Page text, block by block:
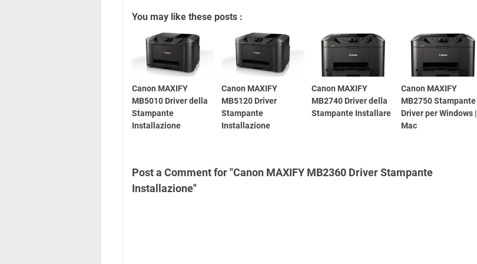
You may like these posts :
Canon MAXIFY
MB5010 Driver della
Stampante
Installazione
Canon MAXIFY
MB5120 Driver
Stampante
Installazione
Canon MAXIFY
MB2740 Driver della
Stampante Installare
Canon MAXIFY
MB2750 Stampante
Driver per Windows |
Mac
Post a Comment for "Canon MAXIFY MB2360 Driver Stampante
Installazione"